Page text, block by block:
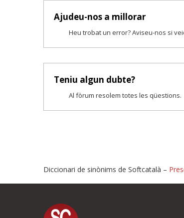
Ajudeu-nos a millorar
Heu trobat un error? Aviseu-nos si
Teniu algun dubte?
Al fòrum resolem totes les qüestions.
Proposeu-nos
Diccionari de sinònims de Softcatalà –